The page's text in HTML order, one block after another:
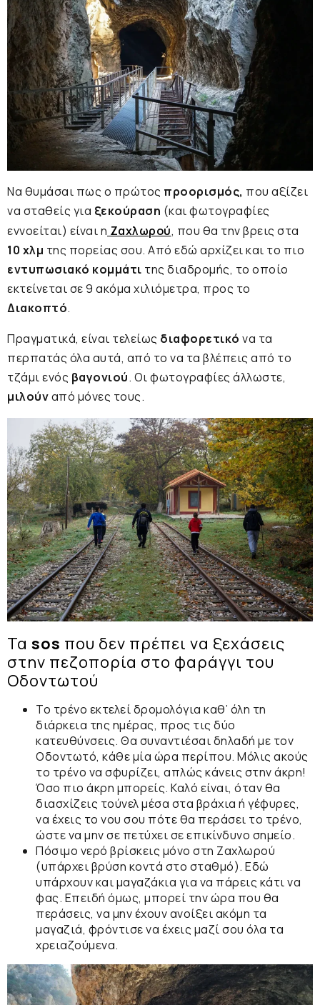
Να θυμάσαι πως ο πρώτος προορισμός, που αξίζει
να σταθείς για ξεκούραση (και φωτογραφίες
εννοείται) είναι η Ζαχλωρού, που θα την βρεις στα
10 χλμ της πορείας σου. Από εδώ αρχίζει και το πιο
εντυπωσιακό κομμάτι της διαδρομής, το οποίο
εκτείνεται σε 9 ακόμα χιλιόμετρα, προς το
Διακοπτό.
Πραγματικά, είναι τελείως διαφορετικό να τα
περπατάς όλα αυτά, από το να τα βλέπεις από το
τζάμι ενός βαγονιού. Οι φωτογραφίες άλλωστε,
μιλούναπό μόνες τους.
Τα sos που δεν πρέπει να ξεχάσεις
στην πεζοπορία στο φαράγγι του
Οδοντωτού
Το τρένο εκτελείδρομολόγια καθ’ όλη τη
διάρκεια της ημέρας, προς τις δύο
κατευθύνσεις. Θα συναντιέσαι δηλαδή με τον
Οδοντωτό, κάθε μία ώρα περίπου. Μόλις ακούς
το τρένο να σφυρίζει, απλώς κάνεις στην άκρη!
Όσο πιο άκρη μπορείς. Καλό είναι, όταν θα
διασχίζεις τούνελμέσα στα βράχια ή γέφυρες,
να έχεις το νου σου πότε θα περάσει το τρένο,
ώστε να μην σε πετύχει σε επικίνδυνο σημείο.
Πόσιμο νερό βρίσκεις μόνο στη Ζαχλωρού
(υπάρχει βρύση κοντά στο σταθμό). Εδώ
υπάρχουν και μαγαζάκια για να πάρεις κάτι να
φας. Επειδή όμως, μπορεί την ώρα που θα
περάσεις, να μην έχουν ανοίξει ακόμη τα
μαγαζιά, φρόντισε να έχεις μαζί σου όλα τα
χρειαζούμενα.